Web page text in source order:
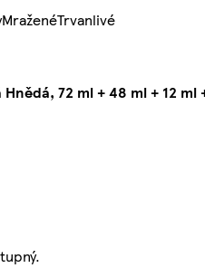
MraženéTrvanlivé
72 ml + 48 ml + 12 ml